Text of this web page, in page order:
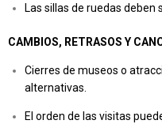
Las sillas de ruedas deben
CAMBIOS, RETRASOS Y
Cierres de museos o
alternativas.
El orden de las visitas